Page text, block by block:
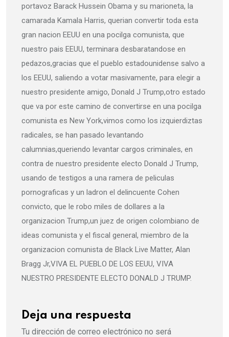
portavoz Barack Hussein Obama y su marioneta, la
camarada Kamala Harris, querian convertir toda esta
gran nacion EEUU en una pocilga comunista, que
nuestro pais EEUU, terminara desbaratandose en
pedazos,gracias que el pueblo estadounidense salvo a
los EEUU, saliendo a votar masivamente, para elegir a
nuestro presidente amigo, Donald J Trump,otro estado
que va por este camino de convertirse en una pocilga
comunista es New York,vimos como los izquierdiztas
radicales, se han pasado levantando
calumnias,queriendo levantar cargos criminales, en
contra de nuestro presidente electo Donald J Trump,
usando de testigos a una ramera de peliculas
pornograficas y un ladron el delincuente Cohen
convicto, que le robo miles de dollares a la
organizacion Trump,un juez de origen colombiano de
ideas comunista y el fiscal general, miembro de la
organizacion comunista de Black Live Matter, Alan
Bragg Jr,VIVA EL PUEBLO DE LOS EEUU, VIVA
NUESTRO PRESIDENTE ELECTO DONALD J TRUMP.
Deja una respuesta
Tu dirección de correo electrónico no será